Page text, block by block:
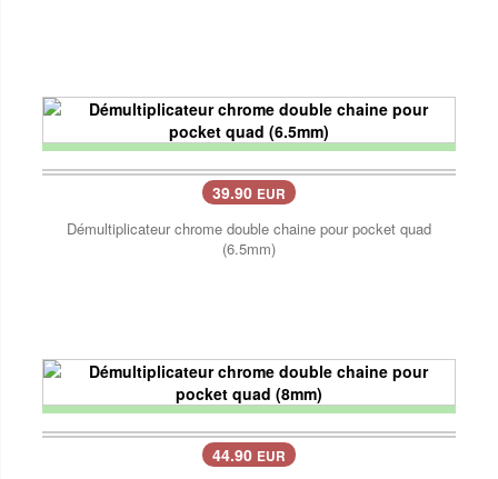
39.90 EUR
Démultiplicateur chrome double chaine pour pocket quad
(6.5mm)
44.90 EUR